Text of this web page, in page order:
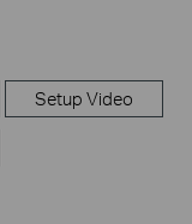
Setup Video